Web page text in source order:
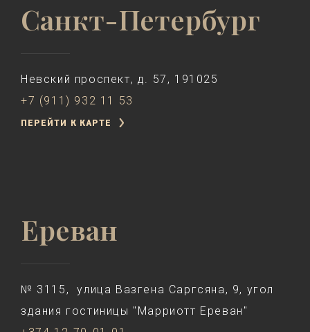
Санкт-Петербург
Невский проспект, д. 57, 191025
+7 (911) 932 11 53
ПЕРЕЙТИ К КАРТЕ
Ереван
№ 3115, улица Вазгена Саргсяна, 9, угол
здания гостиницы "Марриотт Ереван"